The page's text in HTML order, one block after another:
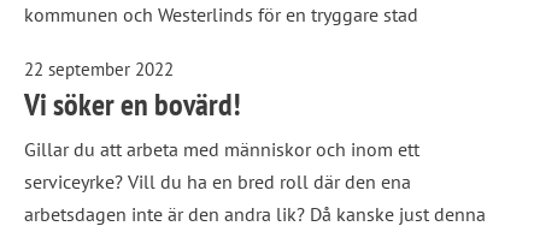
kommunen och Westerlinds för en tryggare stad
22 september 2022
Vi söker en bovärd!
Gillar du att arbeta med människor och inom ett
serviceyrke? Vill du ha en bred roll där den ena
arbetsdagen inte är den andra lik? Då kanske just denna